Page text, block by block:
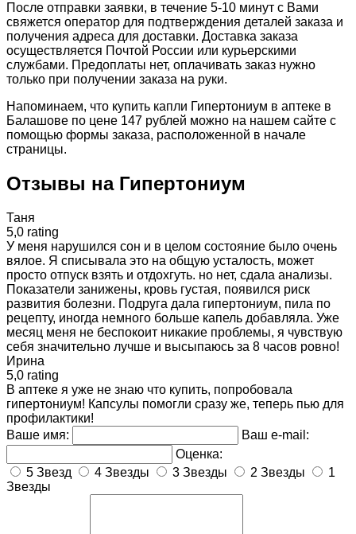
После отправки заявки, в течение 5-10 минут с Вами
свяжется оператор для подтверждения деталей заказа и
получения адреса для доставки. Доставка заказа
осуществляется Почтой России или курьерскими
службами. Предоплаты нет, оплачивать заказ нужно
только при получении заказа на руки.
Напоминаем, что купить капли Гипертониум в аптеке в
Балашове по цене 147 рублей можно на нашем сайте с
помощью формы заказа, расположенной в начале
страницы.
Отзывы на Гипертониум
Таня
5,0 rating
У меня нарушился сон и в целом состояние было очень
вялое. Я списывала это на общую усталость, может
просто отпуск взять и отдохгуть. но нет, сдала анализы.
Показатели занижены, кровь густая, появился риск
развития болезни. Подруга дала гипертониум, пила по
рецепту, иногда немного больше капель добавляла. Уже
месяц меня не беспокоит никакие проблемы, я чувствую
себя значительно лучше и высыпаюсь за 8 часов ровно!
Ирина
5,0 rating
В аптеке я уже не знаю что купить, попробовала
гипертониум! Капсулы помогли сразу же, теперь пью для
профилактики!
Ваше имя:
Ваш e-mail:
Оценка:
5 Звезд
4 Звезды 3 Звезды 2 Звезды
1
Звезды